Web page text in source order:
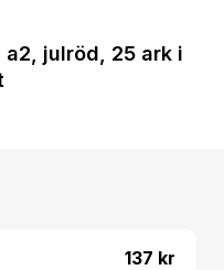
julröd, 25 ark i
137 kr